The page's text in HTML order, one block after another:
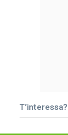
T’interessa?